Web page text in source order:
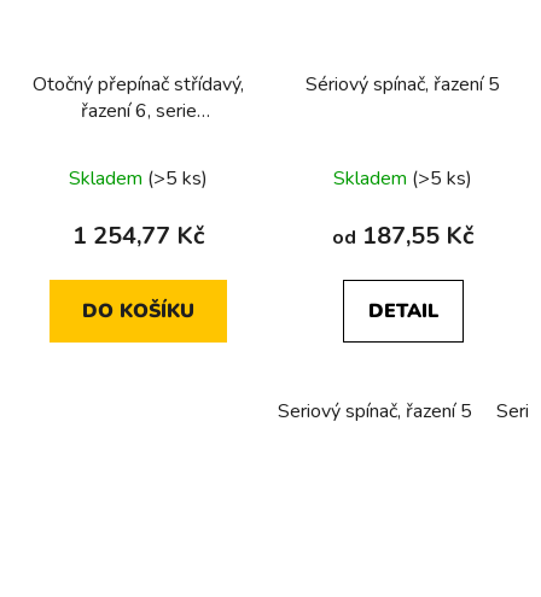
Otočný přepínač střídavý,
řazení 6, serie
Skladem (>5 ks)
1 254,77 Kč
DO KOŠÍKU
Sériový spínač, řazení 5
Skladem (>5 ks)
od 187,55 Kč
DETAIL
Seriový spínač, řazení 5